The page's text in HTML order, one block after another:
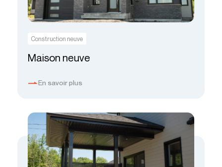
Construction neuve
Maison neuve
En savoir plus